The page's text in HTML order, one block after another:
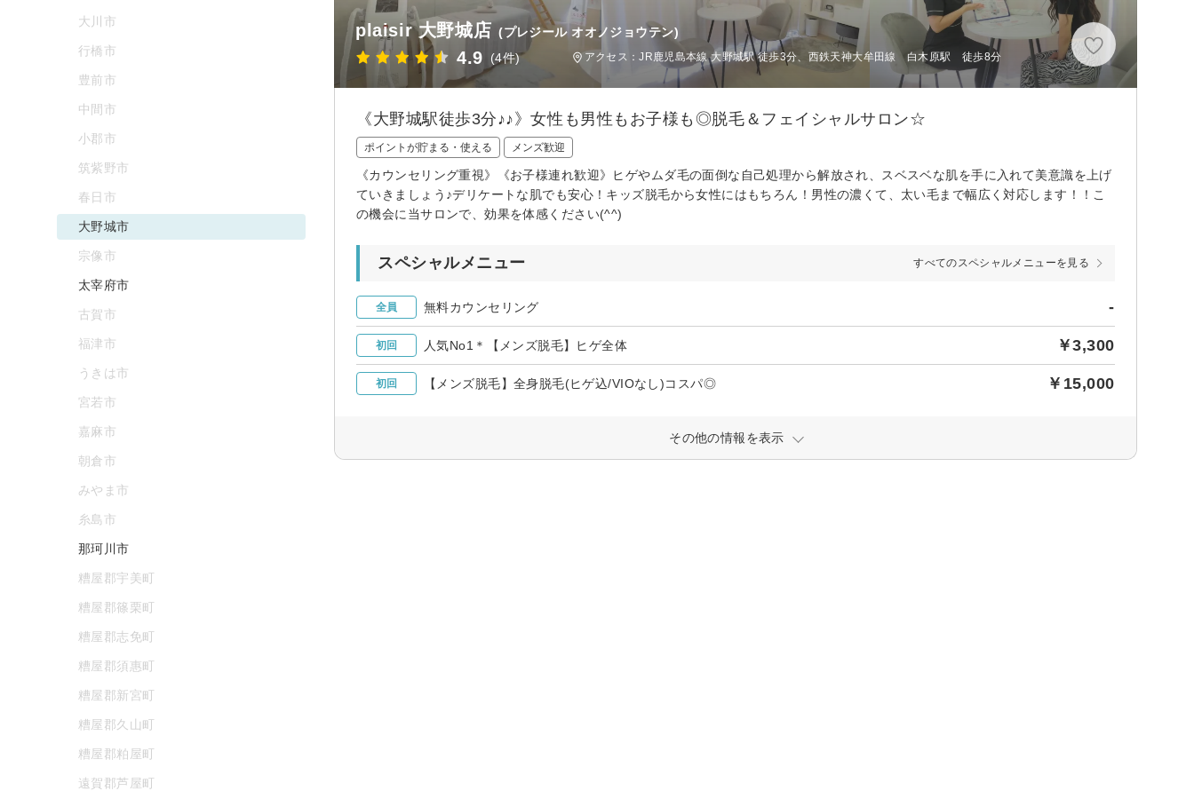
plaisir 大野城店 (プレジール オオノジョウテン)
4.9 (4件) アクセス：JR鹿児島本線 大野城駅 徒歩3分、西鉄天神大牟田線 白木原駅 徒歩8分
《大野城駅徒歩3分♪♪》女性も男性もお子様も◎脱毛＆フェイシャルサロン☆
ポイントが貯まる・使える メンズ歓迎
《カウンセリング重視》《お子様連れ歓迎》ヒゲやムダ毛の面倒な自己処理から解放され、スベスベな肌を手に入れて美意識を上げ
ていきましょう♪デリケートな肌でも安心！キッズ脱毛から女性にはもちろん！男性の濃くて、太い毛まで幅広く対応します！！こ
の機会に当サロンで、効果を体感ください(^^)
スペシャルメニュー すべてのスペシャルメニューを見る
全員 無料カウンセリング -
初回 人気No1＊【メンズ脱毛】ヒゲ全体 ￥3,300
初回 【メンズ脱毛】全身脱毛(ヒゲ込/VIOなし)コスパ◎ ￥15,000
その他の情報を表示
大川市
行橋市
豊前市
中間市
小郡市
筑紫野市
春日市
大野城市
宗像市
太宰府市
古賀市
福津市
うきは市
宮若市
嘉麻市
朝倉市
みやま市
糸島市
那珂川市
糟屋郡宇美町
糟屋郡篠栗町
糟屋郡志免町
糟屋郡須惠町
糟屋郡新宮町
糟屋郡久山町
糟屋郡粕屋町
遠賀郡芦屋町